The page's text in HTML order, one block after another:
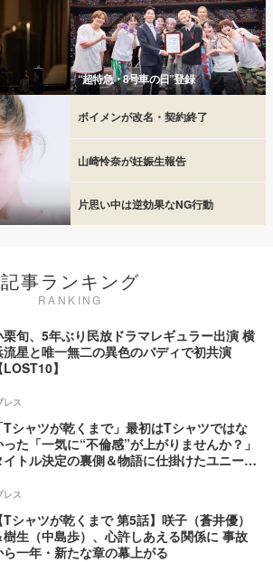
“超特急・8号車の日”登録
ボイメンが改名・契約終了
山崎怜奈が妊娠生報告
片思い中は逆効果なNG行動
記事ランキング
RANKING
栗旬、5年ぶり民放ドラマレギュラー出演 横
流星と唯一無二の異色のバディで初共演
LOST10】
レス
Tシャツが乾くまで」最初はTシャツではな
った「一気に“不倫感”が上がりませんか？」
イトル決定の裏側＆物語に仕掛けたユニーク
レス
Tシャツが乾くまで 第5話】咲子（蒼井優）
樹生（中島歩）、心許しあえる関係に 事故
ら一年・新たな章の幕上がる